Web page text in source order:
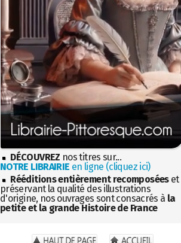
DÉCOUVREZ nos titres sur...
NOTRE LIBRAIRIE en ligne (cliquez ici)
Rééditions entièrement recomposéeset
préservant la qualité des illustrations
d'origine, nos ouvrages sont consacrés à la
petite et la grande Histoire de France